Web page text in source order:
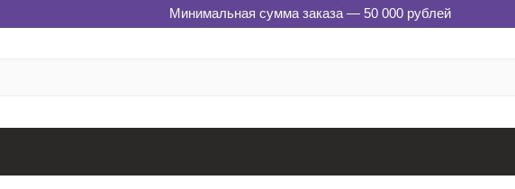
Минимальная сумма заказа — 50 000 рублей